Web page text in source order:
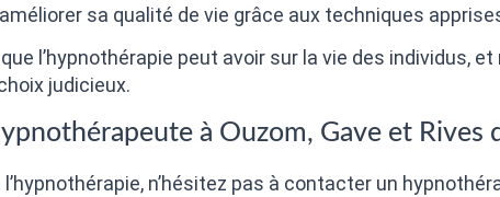
sa qualité de vie grâce aux techniques
l’hypnothérapie peut avoir sur la vie des individus,
judicieux.
à Ouzom, Gave et Rives
n’hésitez pas à contacter un